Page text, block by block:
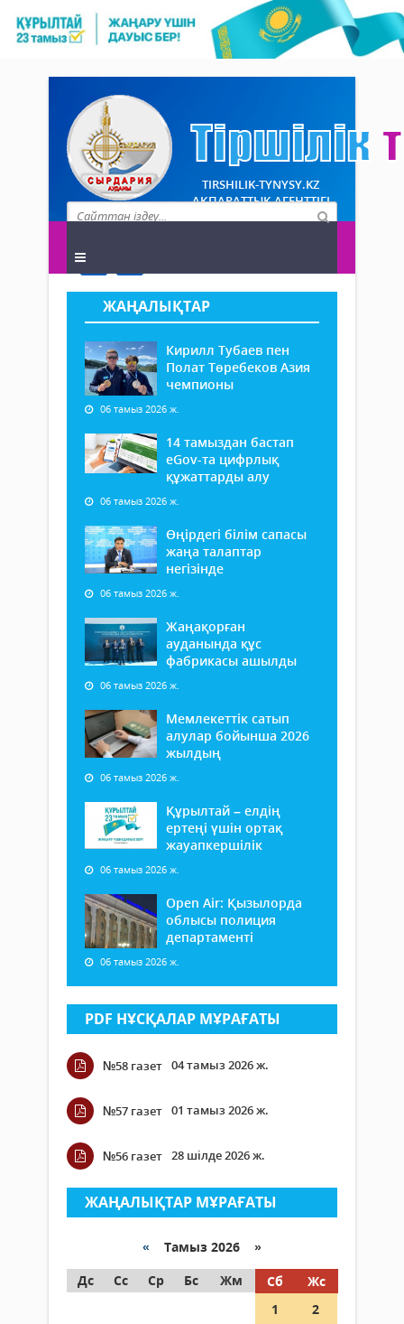
TIRSHILIK-TYNYSY.KZ
АҚПАРАТТЫҚ АГЕНТТІГІ
ЖАҢАЛЫҚТАР
Кирилл Тубаев пен
Полат Төребеков Азия
чемпионы
06 тамыз 2026 ж.
14 тамыздан бастап
еGov-та цифрлық
құжаттарды алу
06 тамыз 2026 ж.
Өңірдегі білім сапасы
жаңа талаптар
негізінде
06 тамыз 2026 ж.
Жаңақорған
ауданында құс
фабрикасы ашылды
06 тамыз 2026 ж.
Мемлекеттік сатып
алулар бойынша 2026
жылдың
06 тамыз 2026 ж.
Құрылтай – елдің
ертеңі үшін ортақ
жауапкершілік
06 тамыз 2026 ж.
Open Air: Қызылорда
облысы полиция
департаменті
06 тамыз 2026 ж.
PDF НҰСҚАЛАР МҰРАҒАТЫ
№58 газет 04 тамыз 2026 ж.
№57 газет 01 тамыз 2026 ж.
№56 газет 28 шілде 2026 ж.
ЖАҢАЛЫҚТАР МҰРАҒАТЫ
« Тамыз 2026 »
Дс
Сс Ср Бс Жм Сб
Жс
1
2